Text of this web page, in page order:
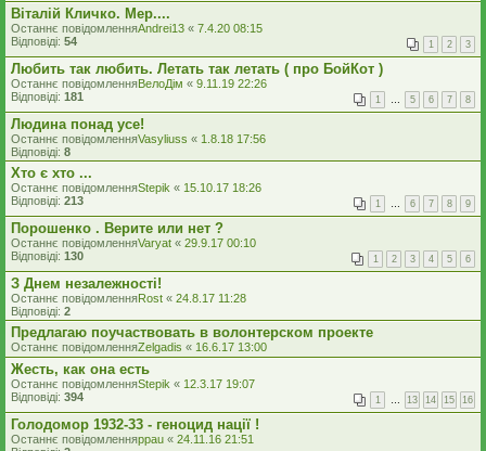
Віталій Кличко. Мер....
Останнє повідомленняAndrei13 « 7.4.20 08:15
Відповіді: 54 1 2 3
Любить так любить. Летать так летать ( про БойКот )
Останнє повідомленняВелоДім « 9.11.19 22:26
Відповіді: 181 1 … 5 6 7 8
Людина понад усе!
Останнє повідомленняVasyliuss « 1.8.18 17:56
Відповіді: 8
Хто є хто ...
Останнє повідомленняStepik « 15.10.17 18:26
Відповіді: 213 1 … 6 7 8 9
Порошенко . Верите или нет ?
Останнє повідомленняVaryat « 29.9.17 00:10
Відповіді: 130 1 2 3 4 5 6
З Днем незалежності!
Останнє повідомленняRost « 24.8.17 11:28
Відповіді: 2
Предлагаю поучаствовать в волонтерском проекте
Останнє повідомленняZelgadis « 16.6.17 13:00
Жесть, как она есть
Останнє повідомленняStepik « 12.3.17 19:07
Відповіді: 394 1 … 13 14 15 16
Голодомор 1932-33 - геноцид нації !
Останнє повідомленняppau « 24.11.16 21:51